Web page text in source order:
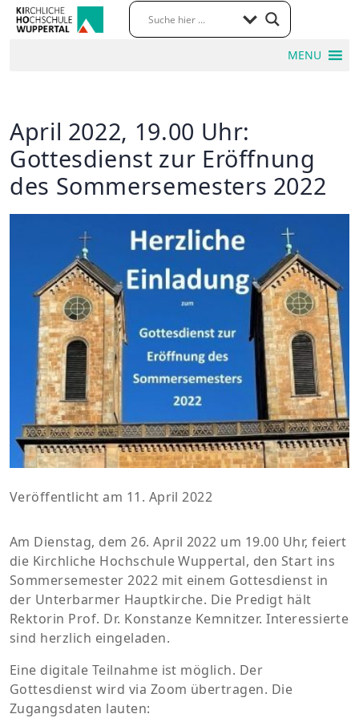
MENU
April 2022, 19.00 Uhr:
Gottesdienst zur Eröffnung
des Sommersemesters 2022
Veröffentlicht am 11. April 2022
Am Dienstag, dem 26. April 2022 um 19.00 Uhr, feiert
die Kirchliche Hochschule Wuppertal, den Start ins
Sommersemester 2022 mit einem Gottesdienst in
der Unterbarmer Hauptkirche. Die Predigt hält
Rektorin Prof. Dr. Konstanze Kemnitzer. Interessierte
sind herzlich eingeladen.
Eine digitale Teilnahme ist möglich. Der
Gottesdienst wird via Zoom übertragen. Die
Zugangsdaten lauten: